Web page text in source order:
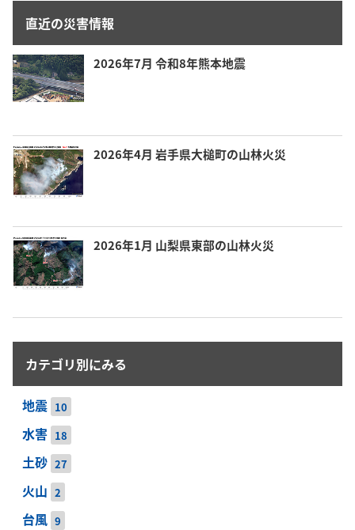
直近の災害情報
2026年7月 令和8年熊本地震
2026年4月 岩手県大槌町の山林火災
2026年1月 山梨県東部の山林火災
カテゴリ別にみる
地震 10
水害 18
土砂 27
火山 2
台風 9